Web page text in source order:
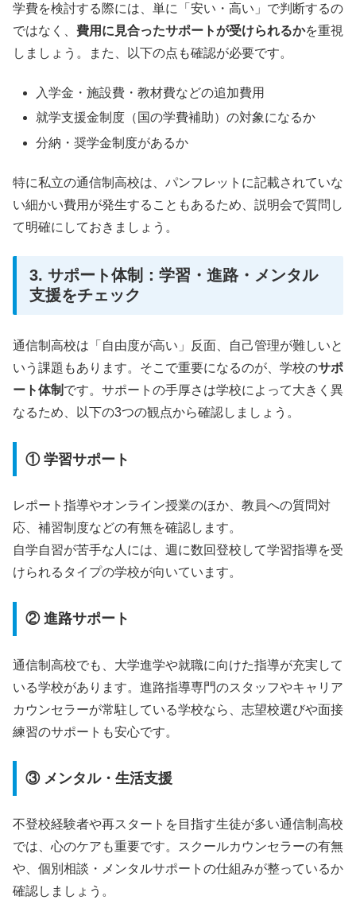
学費を検討する際には、単に「安い・高い」で判断するの
ではなく、 費用に見合ったサポートが受けられるかを重視
しましょう。また、以下の点も確認が必要です。
入学金・施設費・教材費などの追加費用
就学支援金制度（国の学費補助）の対象になるか
分納・奨学金制度があるか
特に私立の通信制高校は、パンフレットに記載されていな
い細かい費用が発生することもあるため、説明会で質問し
て明確にしておきましょう。
3. サポート体制：学習・進路・メンタル
支援をチェック
通信制高校は「自由度が高い」反面、自己管理が難しいと
いう課題もあります。そこで重要になるのが、学校のサポ
ート体制 です。サポートの手厚さは学校によって大きく異
なるため、以下の3つの観点から確認しましょう。
① 学習サポート
レポート指導やオンライン授業のほか、教員への質問対
応、補習制度などの有無を確認します。
自学自習が苦手な人には、週に数回登校して学習指導を受
けられるタイプの学校が向いています。
② 進路サポート
通信制高校でも、大学進学や就職に向けた指導が充実して
いる学校があります。進路指導専門のスタッフやキャリア
カウンセラーが常駐している学校なら、志望校選びや面接
練習のサポートも安心です。
③ メンタル・生活支援
不登校経験者や再スタートを目指す生徒が多い通信制高校
では、心のケアも重要です。スクールカウンセラーの有無
や、個別相談・メンタルサポートの仕組みが整っているか
確認しましょう。